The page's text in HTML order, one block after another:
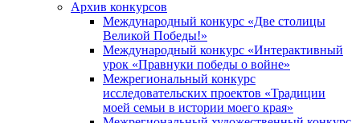
Архив конкурсов
Международный конкурс «Две столицы
Великой Победы!»
Международный конкурс «Интерактивный
урок «Правнуки победы о войне»
Межрегиональный конкурс
исследовательских проектов «Традиции
моей семьи в истории моего края»